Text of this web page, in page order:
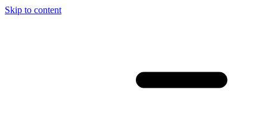
Skip to content